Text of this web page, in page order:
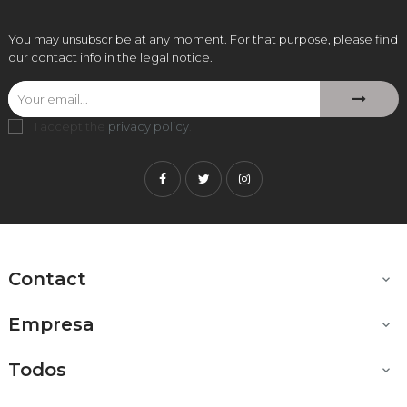
You may unsubscribe at any moment. For that purpose, please find
our contact info in the legal notice.
I accept the privacy policy
FacebookTwitterInstagram
Contact 
Empresa 
Todos 